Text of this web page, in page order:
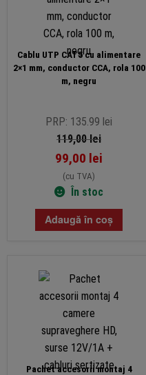
Cablu UTP CAT5 cu alimentare
2×1 mm, conductor CCA, rola 100
m, negru
PRP: 135.99 lei
119,00lei
99,00 lei
(cu TVA)
În stoc
Adaugă în coș
Pachet accesorii montaj 4